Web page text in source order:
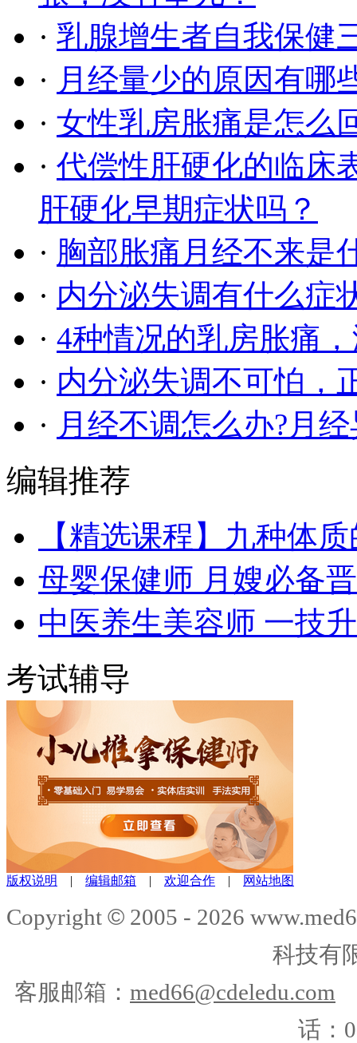
· 乳腺增生者自我保健
· 月经量少的原因有哪
· 女性乳房胀痛是怎么
· 代偿性肝硬化的临床
肝硬化早期症状吗？
· 胸部胀痛月经不来是
· 内分泌失调有什么症
· 4种情况的乳房胀痛
· 内分泌失调不可怕，
· 月经不调怎么办?月
编辑推荐
【精选课程】九种体
母婴保健师 月嫂必备
中医养生美容师 一技
考试辅导
版权说明 | 编辑邮箱 | 欢迎合作 | 网站地图
Copyright © 2005 - 2026
科技有
客服邮箱： med66@cdeledu.com
话：